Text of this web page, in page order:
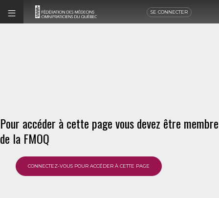
SE CONNECTER
Pour accéder à cette page vous devez être membre
de la FMOQ
CONNECTEZ-VOUS POUR ACCÉDER À CETTE PAGE